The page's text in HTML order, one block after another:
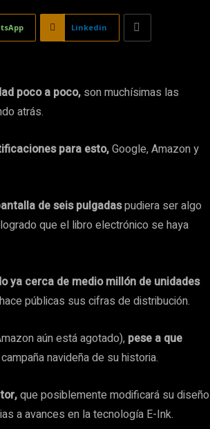
Linkedin
poco a poco, son muchísimas las
atrás.
para esto,Google, Amazon y
de seis pulgadaspudiera ser algo
que el libro electrónico se haya
ya cerca de medio millón de unidades
públicas sus cifras de distribución.
aún está agotado), pese a que
navideña de su historia.
que posiblemente modificará su diseño
a avances en la tecnología E-Ink.